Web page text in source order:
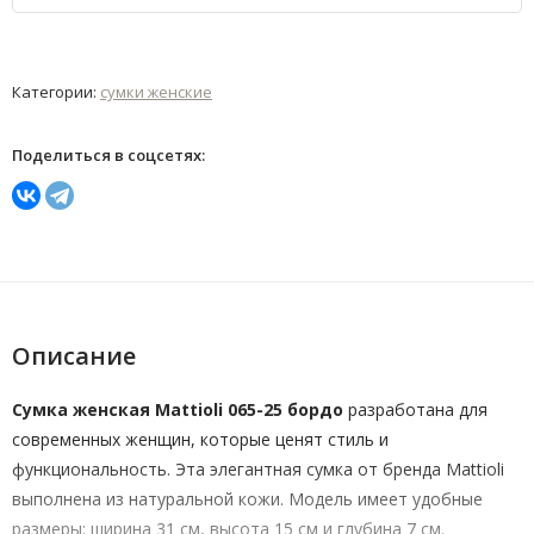
Категории: сумки женские
Поделиться в соцсетях:
Описание
Сумка женская Mattioli 065-25 бордо разработана для
современных женщин, которые ценят стиль и
функциональность. Эта элегантная сумка от бренда Mattioli
выполнена из натуральной кожи. Модель имеет удобные
размеры: ширина 31 см, высота 15 см и глубина 7 см.